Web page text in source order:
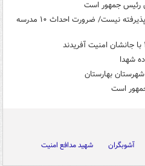
رئیس جمهور است
کوچکترین روابط ناسالم در ادارات پذیرفته نیست/ ضرورت احداث ۱۰ مدرسه
شهدا
بهارستان
است
آشوبگران شهید مدافع امنیت